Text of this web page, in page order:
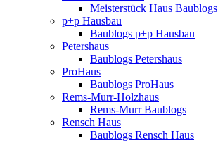
Meisterstück Haus Baublogs
p+p Hausbau
Baublogs p+p Hausbau
Petershaus
Baublogs Petershaus
ProHaus
Baublogs ProHaus
Rems-Murr-Holzhaus
Rems-Murr Baublogs
Rensch Haus
Baublogs Rensch Haus